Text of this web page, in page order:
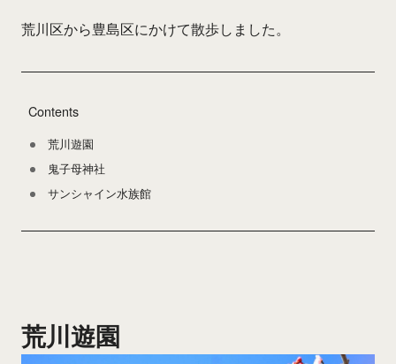
荒川区から豊島区にかけて散歩しました。
Contents
荒川遊園
鬼子母神社
サンシャイン水族館
荒川遊園